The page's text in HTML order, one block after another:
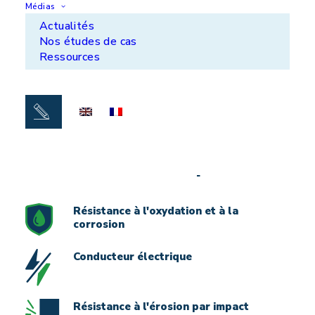
Médias
Actualités
Nos études de cas
Ressources
Protection assurée par un revêtement épais et
dense
Extrême compacité (moins de 1% de porosité)
électrique
Résistance à l'oxydation et à la
corrosion
Conducteur électrique
Résistance à l'érosion par impact